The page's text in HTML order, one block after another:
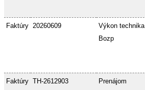
Faktúry 20260609
Výkon technika
Bozp
Faktúry TH-2612903
Prenájom